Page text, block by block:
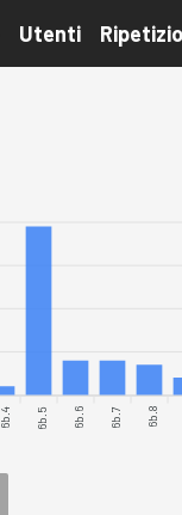
Utenti
6b.4 6b.5 6b.6 6b.7 6b.8